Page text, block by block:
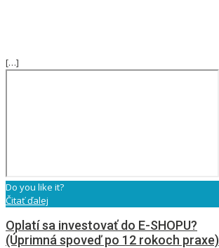
[…]
Do you like it?
Čitať ďalej
Oplatí sa investovať do E-SHOPU?
(Úprimná spoveď po 12 rokoch praxe)